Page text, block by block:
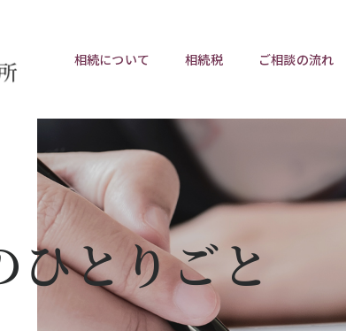
相続について
相続トラブルチェックリスト
連書式ダウンロード 任意後見制度
相続税 ご相談の流れ
とりごと